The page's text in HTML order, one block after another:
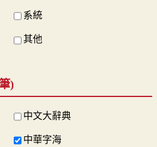
系統
其他
)
中文大辭典
中華字海